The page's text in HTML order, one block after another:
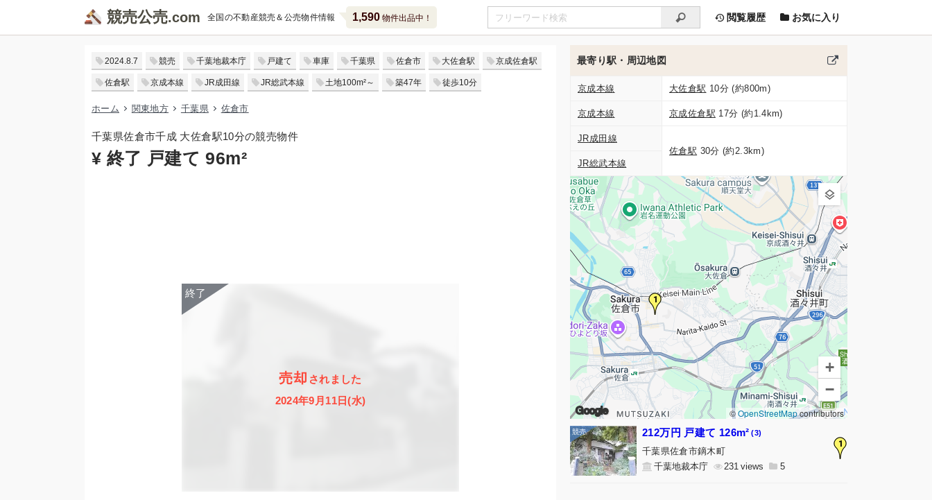
競売公売 全国の不動産競売＆公売物件情報 1,590物件出品中！ 閲覧履歴 お気に入り
2024.8.7 競売 千葉地裁本庁 戸建て 車庫 千葉県 佐倉市 大佐倉駅 京成佐倉駅
佐倉駅 京成本線 JR成田線 JR総武本線 土地100m²～ 築47年 徒歩10分
ホーム 関東地方 千葉県 佐倉市
千葉県佐倉市千成 大佐倉駅10分の競売物件
¥ 終了 戸建て 96m²
売却 されました
2024年9月11日(水)
最寄り駅・周辺地図
京成本線 大佐倉駅 10分 (約800m)
京成本線 京成佐倉駅 17分 (約1.4km)
JR成田線
佐倉駅 30分 (約2.3km)
JR総武本線
1
Google
+
−
©OpenStreetMapcontributors
1
212万円 戸建て 126m² (3)
千葉県佐倉市鏑木町
千葉地裁本庁
231 5